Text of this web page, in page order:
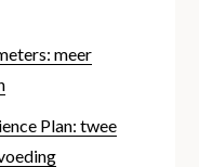
meer
Plan: twee